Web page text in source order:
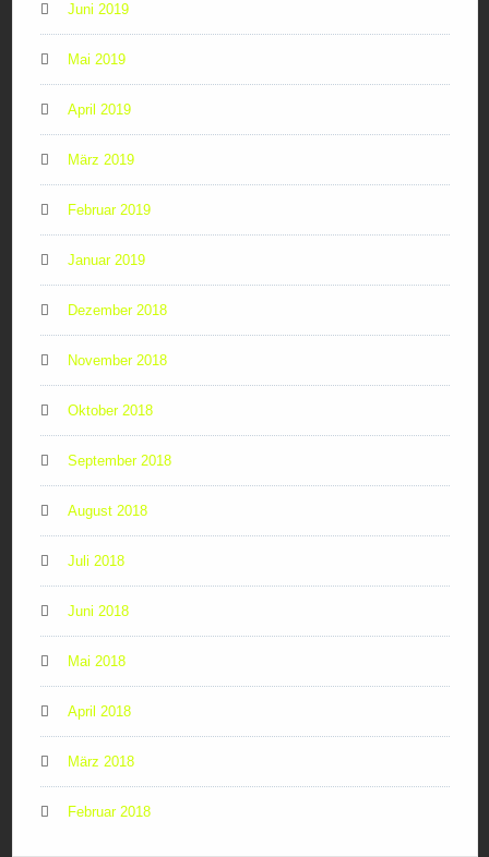
Juni 2019
Mai 2019
April 2019
März 2019
Februar 2019
Januar 2019
Dezember 2018
November 2018
Oktober 2018
September 2018
August 2018
Juli 2018
Juni 2018
Mai 2018
April 2018
März 2018
Februar 2018